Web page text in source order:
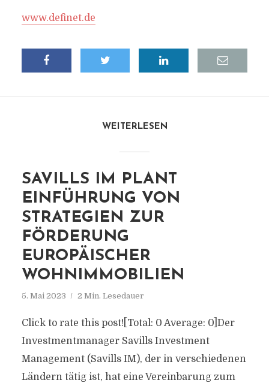
www.definet.de
WEITERLESEN
SAVILLS IM PLANT
EINFÜHRUNG VON
STRATEGIEN ZUR
FÖRDERUNG
EUROPÄISCHER
WOHNIMMOBILIEN
5. Mai 2023 2 Min. Lesedauer
Click to rate this post![Total: 0 Average: 0]Der
Investmentmanager Savills Investment
Management (Savills IM), der in verschiedenen
Ländern tätig ist, hat eine Vereinbarung zum